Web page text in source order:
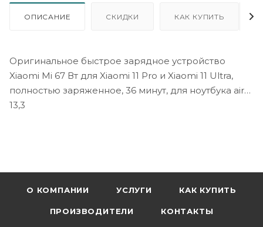
ОПИСАНИЕ СКИДКИ КАК КУПИТЬ
Оригинальное быстрое зарядное устройство
Xiaomi Mi 67 Вт для Xiaomi 11 Pro и Xiaomi 11 Ultra,
полностью заряженное, 36 минут, для ноутбука air
13,3
О КОМПАНИИ УСЛУГИ КАК КУПИТЬ
ПРОИЗВОДИТЕЛИ КОНТАКТЫ